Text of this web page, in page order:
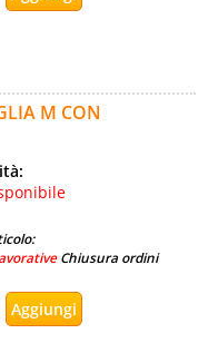
M CON
Chiusura ordini